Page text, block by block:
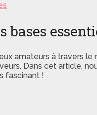
bases
amateurs à travers
Dans cet article,
fascinant !